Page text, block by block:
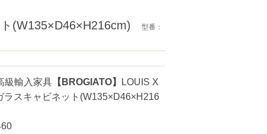
(W135×D46×H216cm)
型番：
級輸入家具【BROGIATO】
LOUIS X
ラスキャビネット(W135×D46×H216